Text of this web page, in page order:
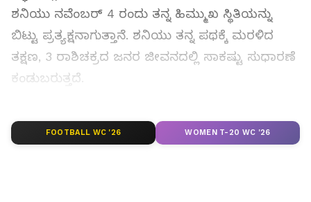
ಶನಿಯು ನವೆಂಬರ್ 4 ರಂದು ತನ್ನ ಹಿಮ್ಮುಖ ಸ್ಥಿತಿಯನ್ನು
ಬಿಟ್ಟು ಪ್ರತ್ಯಕ್ಷನಾಗುತ್ತಾನೆ. ಶನಿಯು ತನ್ನ ಪಥಕ್ಕೆ ಮರಳಿದ
ತಕ್ಷಣ, 3 ರಾಶಿಚಕ್ರದ ಜನರ ಜೀವನದಲ್ಲಿ ಸಾಕಷ್ಟು ಸುಧಾರಣೆ
ಕಂಡುಬರುತ್ತದೆ.
ಸಮಗ್ರ ಸುದ್ದಿ ಮೂಲವನ್ನಾಗಿ asianet suvarna news ಅನ್ನು
ಆಯ್ಕೆ ಮಾಡಿಕೊಳ್ಳಿ
FOOTBALL WC '26 WOMEN T-20 WC '26